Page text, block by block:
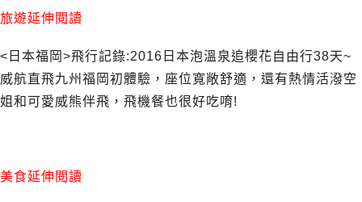
旅遊延伸閱讀
<日本福岡>飛行記錄:2016日本泡溫泉追櫻花自由行38天~
威航直飛九州福岡初體驗，座位寬敞舒適，還有熱情活潑空
姐和可愛威熊伴飛，飛機餐也很好吃唷!
美食延伸閱讀